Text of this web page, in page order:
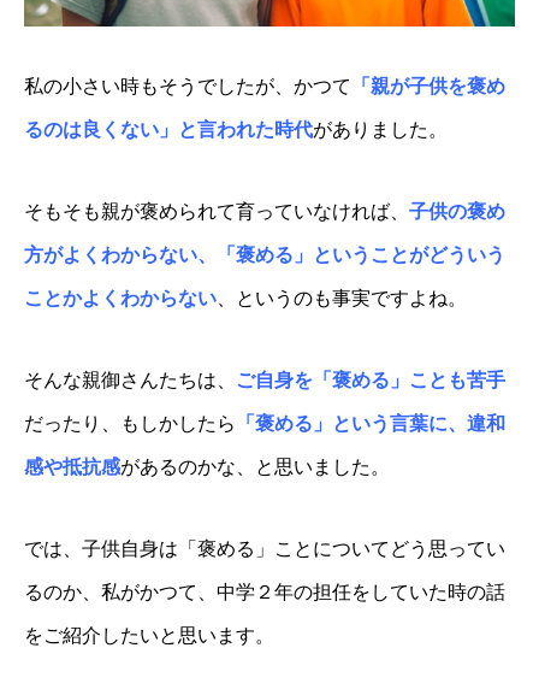
私の小さい時もそうでしたが、かつて 「親が子供を褒め
るのは良くない」と言われた時代がありました。
そもそも親が褒められて育っていなければ、 子供の褒め
方がよくわからない、「褒める」ということがどういう
ことかよくわからない、というのも事実ですよね。
そんな親御さんたちは、 ご自身を「褒める」ことも苦手
だったり、もしかしたら 「褒める」という言葉に、違和
感や抵抗感があるのかな、と思いました。
では、子供自身は「褒める」ことについてどう思ってい
るのか、私がかつて、中学２年の担任をしていた時の話
をご紹介したいと思います。